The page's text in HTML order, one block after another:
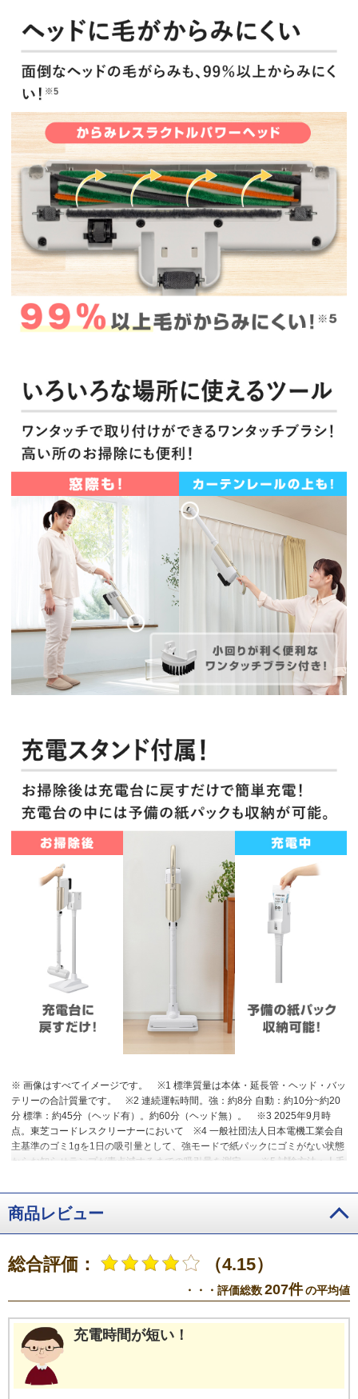
※ 画像はすべてイメージです。
※1 標準質量は本体・延長管・ヘッド・バッ
テリーの合計質量です。
※2 連続運転時間。強：約8分 自動：約10分~約20
分 標準：約45分（ヘッド有）。約60分（ヘッド無）。
※3 2025年9月時
点。東芝コードレスクリーナーにおいて
※4 一般社団法人日本電機工業会自
主基準のゴミ1gを1日の吸引量として、強モードで紙パックにゴミがない状態
からお知らせランプが青点滅するまでの吸引量を測定。
※5 試験方法：人毛
除機をかける。これを10サイクル行う。試験結果：回転部のブラシ毛へ絡み
つく毛量が1サイクルにつき1%以下。
商品レビュー
総合評価： （4.15）
・・・評価総数207件の平均値
充電時間が短い！